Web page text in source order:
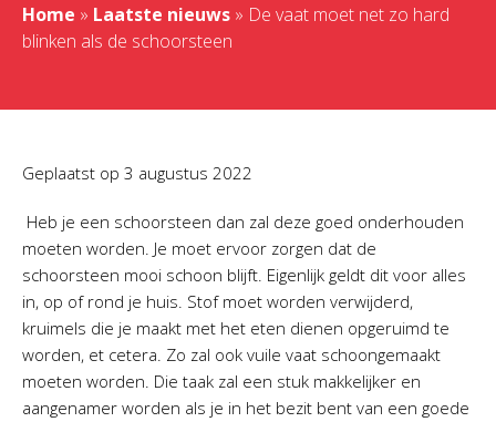
Home » Laatste nieuws » De vaat moet net zo hard
blinken als de schoorsteen
Geplaatst op 3 augustus 2022
Heb je een schoorsteen dan zal deze goed onderhouden
moeten worden. Je moet ervoor zorgen dat de
schoorsteen mooi schoon blijft. Eigenlijk geldt dit voor alles
in, op of rond je huis. Stof moet worden verwijderd,
kruimels die je maakt met het eten dienen opgeruimd te
worden, et cetera. Zo zal ook vuile vaat schoongemaakt
moeten worden. Die taak zal een stuk makkelijker en
aangenamer worden als je in het bezit bent van een goede